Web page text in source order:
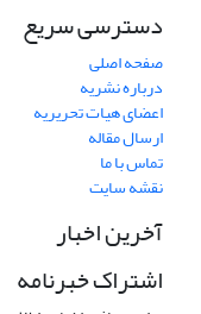
دسترسی سریع
صفحه اصلی
درباره نشریه
اعضای هیات تحریریه
ارسال مقاله
تماس با ما
نقشه سایت
آخرین اخبار
اشتراک خبرنامه